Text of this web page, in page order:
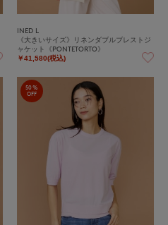
INED L
《大きいサイズ》リネンダブルブレストジ
ャケット《PONTETORTO》
￥41,580(税込)
50%
OFF